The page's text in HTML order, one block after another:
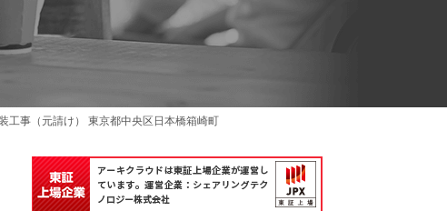
工事（元請け） 東京都中央区日本橋箱崎町